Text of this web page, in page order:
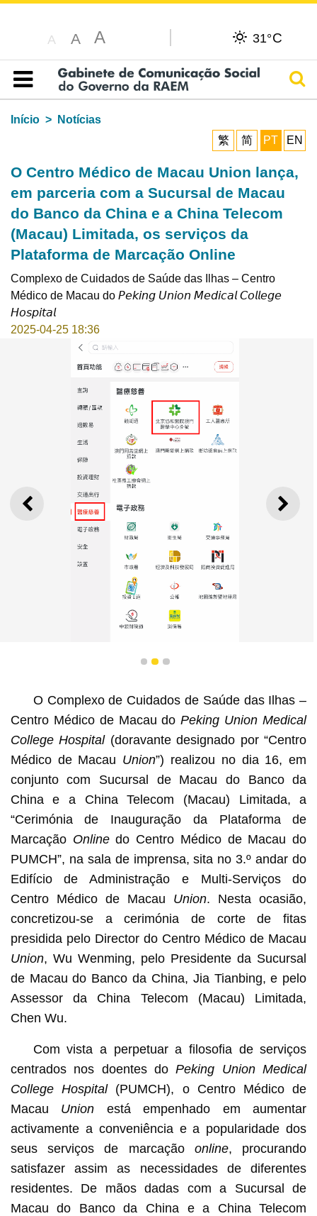
A A A 31°C
Índice
Início
Notícias
繁
简 PT EN
O Centro Médico de Macau Union lança,
em parceria com a Sucursal de Macau
do Banco da China e a China Telecom
(Macau) Limitada, os serviços da
Plataforma de Marcação Online
Complexo de Cuidados de Saúde das Ilhas – Centro
Médico de Macau do 𝘗𝘦𝘬𝘪𝘯𝘨 𝘜𝘯𝘪𝘰𝘯 𝘔𝘦𝘥𝘪𝘤𝘢𝘭 𝘊𝘰𝘭𝘭𝘦𝘨𝘦
𝘏𝘰𝘴𝘱𝘪𝘵𝘢𝘭
2025-04-25 18:36
ANTERIOR
Macau do Banco da China
1 2 3
O Complexo de Cuidados de Saúde das Ilhas –
Centro Médico de Macau doPeking Union Medical
College Hospital (doravante designado por “Centro
Médico de Macau Union”) realizou no dia 16, em
conjunto com Sucursal de Macau do Banco da
China e a China Telecom (Macau) Limitada, a
“Cerimónia de Inauguração da Plataforma de
Marcação Onlinedo Centro Médico de Macau do
PUMCH”, na sala de imprensa, sita no 3.º andar do
Edifício de Administração e Multi-Serviços do
Centro Médico de Macau Union. Nesta ocasião,
concretizou-se a cerimónia de corte de fitas
presidida pelo Director do Centro Médico de Macau
Union, Wu Wenming, pelo Presidente da Sucursal
de Macau do Banco da China, Jia Tianbing, e pelo
Assessor da China Telecom (Macau) Limitada,
Chen Wu.
Com vista a perpetuar a filosofia de serviços
centrados nos doentes doPeking Union Medical
College Hospital (PUMCH), o Centro Médico de
Macau Union está empenhado em aumentar
activamente a conveniência e a popularidade dos
seus serviços de marcação online, procurando
satisfazer assim as necessidades de diferentes
residentes. De mãos dadas com a Sucursal de
Macau do Banco da China e a China Telecom